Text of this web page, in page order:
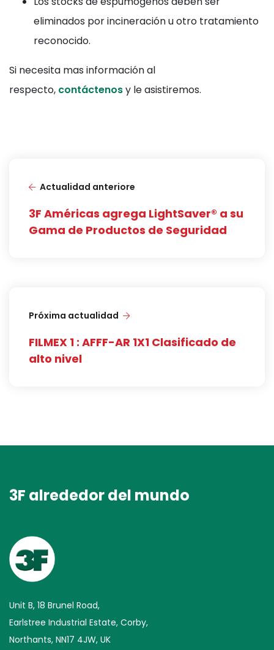
eliminados por incineración u otro tratamiento
reconocido.
Si necesita mas información al
respecto, contáctenosy le asistiremos.
Actualidad anteriore
3F Américas agrega LightSaver® a su
Gama de Productos de Seguridad
Próxima actualidad
FILMEX 1 : AFFF-AR 1X1 Clasificado de
alto nivel
3F alrededor del mundo
Unit B, 18 Brunel Road,
Earlstree Industrial Estate, Corby,
Northants, NN17 4JW, UK